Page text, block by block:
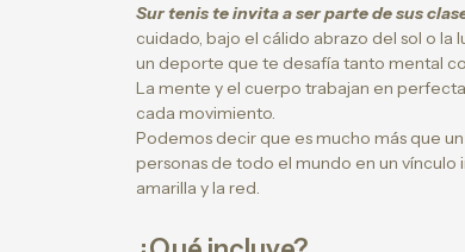
Sur tenis te invita a ser parte de sus
cuidado, bajo el cálido abrazo del sol o la
un deporte que te desafía tanto mental
La mente y el cuerpo trabajan en
cada movimiento.
Podemos decir que es mucho más que
personas de todo el mundo en un
amarilla y la red.